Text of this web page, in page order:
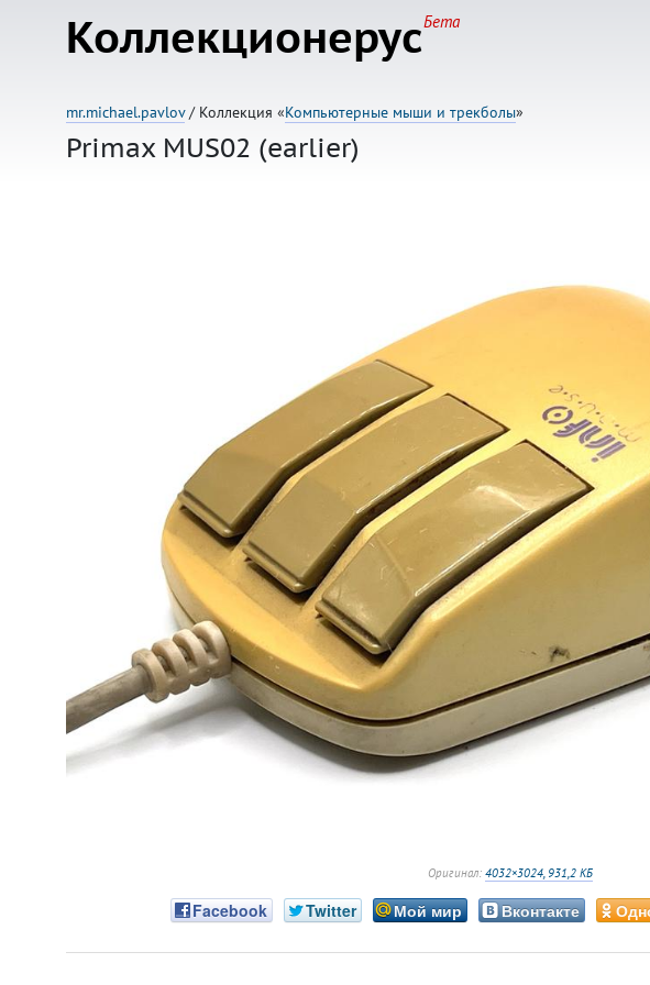
КоллекционерусБета
mr.michael.pavlov/ Коллекция «Компьютерные мыши и трекболы»
Primax MUS02 (earlier)
Оригинал: 4032×3024, 931,2 КБ
Facebook Twitter Мой мир Вконтакте